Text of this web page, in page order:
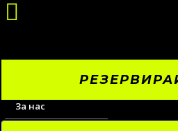

За нас